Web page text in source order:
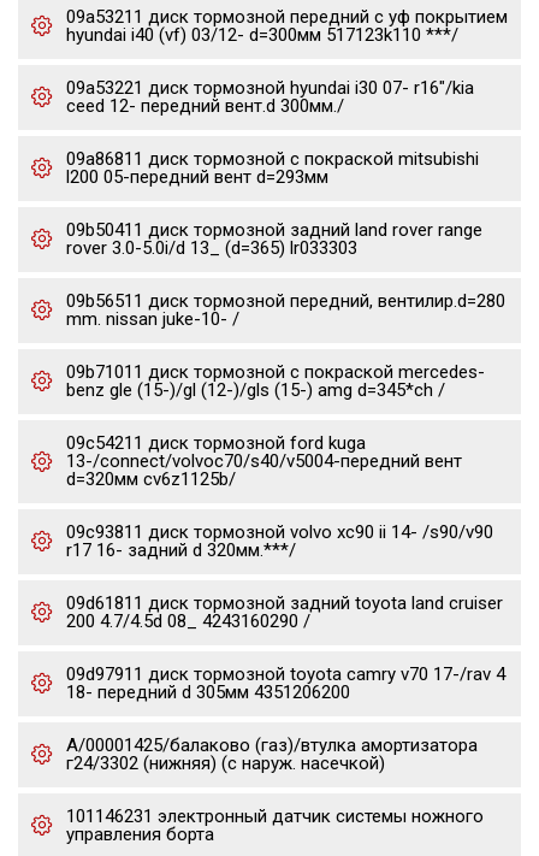
09a53211 диск тормозной передний с уф покрытием
hyundai i40 (vf) 03/12- d=300мм 517123k110 ***/
09a53221 диск тормозной hyundai i30 07- r16"/kia
ceed 12- передний вент.d 300мм./
09a86811 диск тормозной с покраской mitsubishi
l200 05-передний вент d=293мм
09b50411 диск тормозной задний land rover range
rover 3.0-5.0i/d 13_ (d=365) lr033303
09b56511 диск тормозной передний, вентилир.d=280
mm. nissan juke-10- /
09b71011 диск тормозной с покраской mercedes-
benz gle (15-)/gl (12-)/gls (15-) amg d=345*ch /
09c54211 диск тормозной ford kuga
13-/connect/volvoc70/s40/v5004-передний вент
d=320мм cv6z1125b/
09c93811 диск тормозной volvo xc90 ii 14- /s90/v90
r17 16- задний d 320мм.***/
09d61811 диск тормозной задний toyota land cruiser
200 4.7/4.5d 08_ 4243160290 /
09d97911 диск тормозной toyota camry v70 17-/rav 4
18- передний d 305мм 4351206200
А/00001425/балаково (газ)/втулка амортизатора
г24/3302 (нижняя) (с наруж. насечкой)
101146231 электронный датчик системы ножного
управления борта